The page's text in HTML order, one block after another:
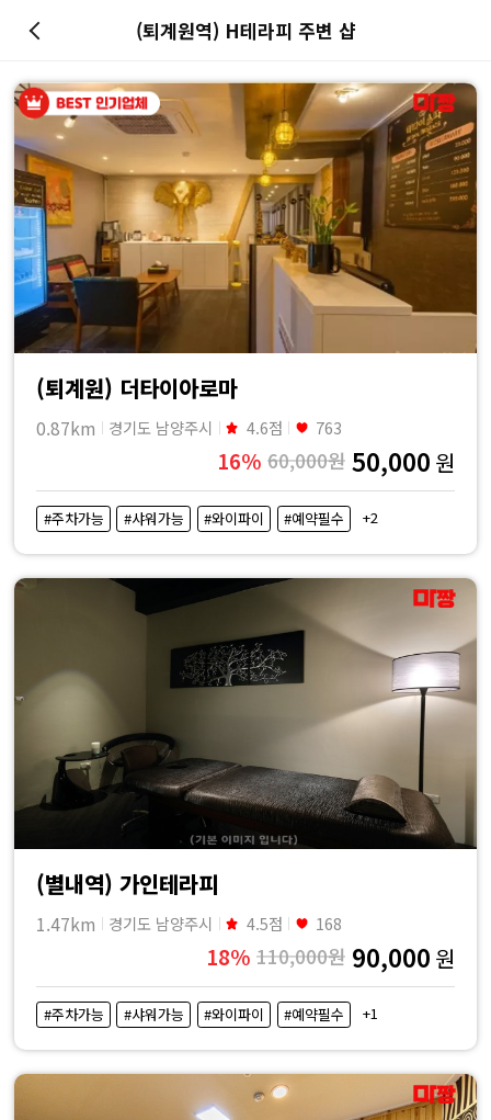
마
사
지
최
저
가
예
약
내
마
사
지
샵
가
격
비
교
(퇴계원역) H테라피 주변 샵
(퇴계원) 더타이아로마
0.87km 경기도 남양주시 4.6점 763
16% 60,000원 50,000 원
#주차가능 #샤워가능 #와이파이 #예약필수 +2
(별내역) 가인테라피
1.47km 경기도 남양주시 4.5점 168
18% 110,000원 90,000 원
#주차가능 #샤워가능 #와이파이 #예약필수 +1